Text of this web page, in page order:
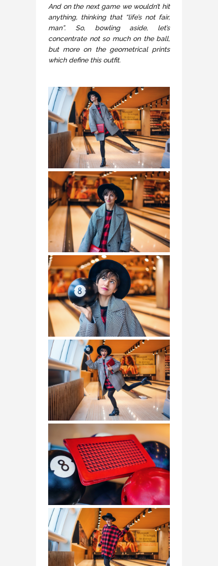
And on the next game we wouldn’t hit
anything, thinking that “life’s not fair,
man”. So, bowling aside, let’s
concentrate not so much on the ball,
but more on the geometrical prints
which define this outfit.